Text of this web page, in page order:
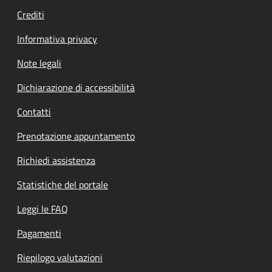
Crediti
Informativa privacy
Note legali
Dichiarazione di accessibilità
Contatti
Prenotazione appuntamento
Richiedi assistenza
Statistiche del portale
Leggi le FAQ
Pagamenti
Riepilogo valutazioni